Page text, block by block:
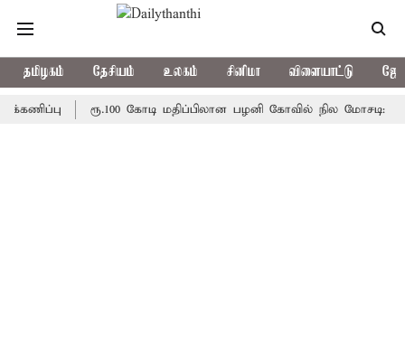
தமிழகம் தேசியம் உலகம் சினிமா விளையாட்டு
ரூ.100 கோடி மதிப்பிலான பழனி கோவில் நில மோசடி: